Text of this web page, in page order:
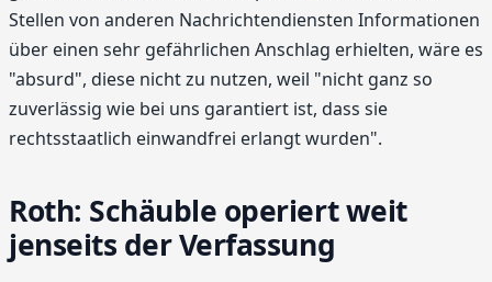
Stellen von anderen Nachrichtendiensten Informationen
über einen sehr gefährlichen Anschlag erhielten, wäre es
"absurd", diese nicht zu nutzen, weil "nicht ganz so
zuverlässig wie bei uns garantiert ist, dass sie
rechtsstaatlich einwandfrei erlangt wurden".
Roth: Schäuble operiert weit
jenseits der Verfassung